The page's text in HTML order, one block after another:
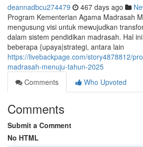
deannadbcu274479 467 days ago
Program Kementerian Agama Madrasah
mengusung visi untuk mewujudkan
dalam sistem pendidikan madrasah. Hal
beberapa {upaya|strategi, antara lain
https://livebackpage.com/story4878812/
madrasah-menuju-tahun-2025
Comments
Who Upvoted
Comments
Submit a Comment
No HTML